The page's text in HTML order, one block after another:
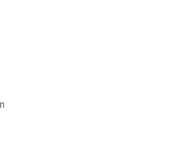
neuen Fenster)